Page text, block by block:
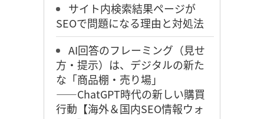
サイト内検索結果ページが
SEOで問題になる理由と対処法
AI回答のフレーミング（見せ
方・提示）は、デジタルの新た
な「商品棚・売り場」
――ChatGPT時代の新しい購買
行動【海外＆国内SEO情報ウォ